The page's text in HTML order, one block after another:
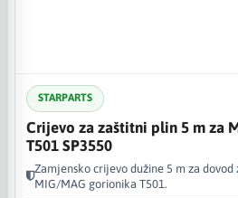
STARPARTS
Crijevo za zaštitni plin 5 m za
T501 SP3550
Zamjensko crijevo dužine 5 m za dovod
MIG/MAG gorionika T501.